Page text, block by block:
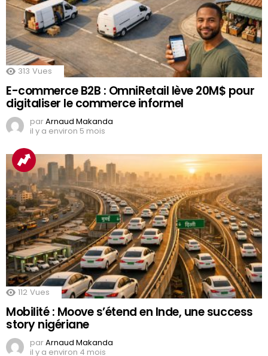
313 Vues
E-commerce B2B : OmniRetail lève 20M$ pour
digitaliser le commerce informel
parArnaud Makanda
il y a environ 5 mois
112 Vues
Mobilité : Moove s’étend en Inde, une success
story nigériane
parArnaud Makanda
il y a environ 4 mois